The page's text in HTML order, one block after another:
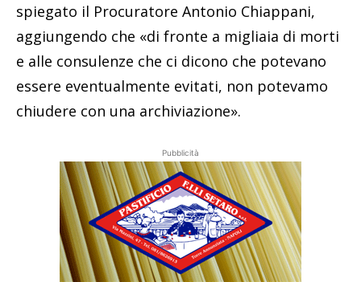
spiegato il Procuratore Antonio Chiappani,
aggiungendo che «di fronte a migliaia di morti
e alle consulenze che ci dicono che potevano
essere eventualmente evitati, non potevamo
chiudere con una archiviazione».
Pubblicità